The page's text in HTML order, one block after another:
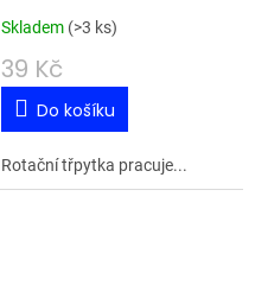
Skladem (>3 ks)
39 Kč
Do košíku
Rotační třpytka pracuje...